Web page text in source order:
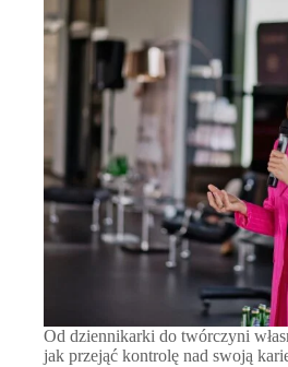
Od dziennikarki do twórczyni
jak przejąć kontrolę nad swoją